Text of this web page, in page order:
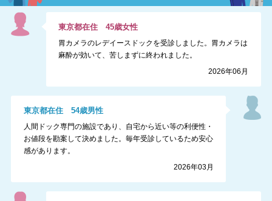
東京都在住45歳女性
胃カメラのレデイースドックを受診しました。胃カメラは
麻酔が効いて、苦しまずに終われました。
2026年06月
東京都在住 54歳男性
人間ドック専門の施設であり、自宅から近い等の利便性・
お値段を勘案して決めました。毎年受診しているため安心
感があります。
2026年03月